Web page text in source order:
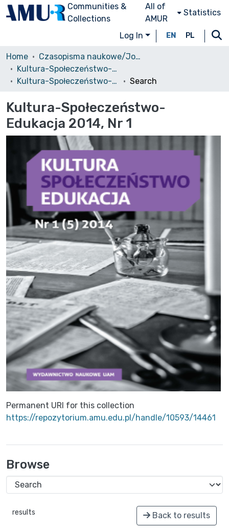
Communities &
Collections
All of
AMUR
Statistics
Log In EN PL
Home
Czasopisma naukowe/Journals
Kultura-Społeczeństwo-Edukacja
Kultura-Społeczeństwo-Edukacja 2014, Nr 1
Search
Kultura-Społeczeństwo-
Edukacja 2014, Nr 1
Permanent URI for this collection
https://repozytorium.amu.edu.pl/handle/10593/14461
Browse
results Back to results